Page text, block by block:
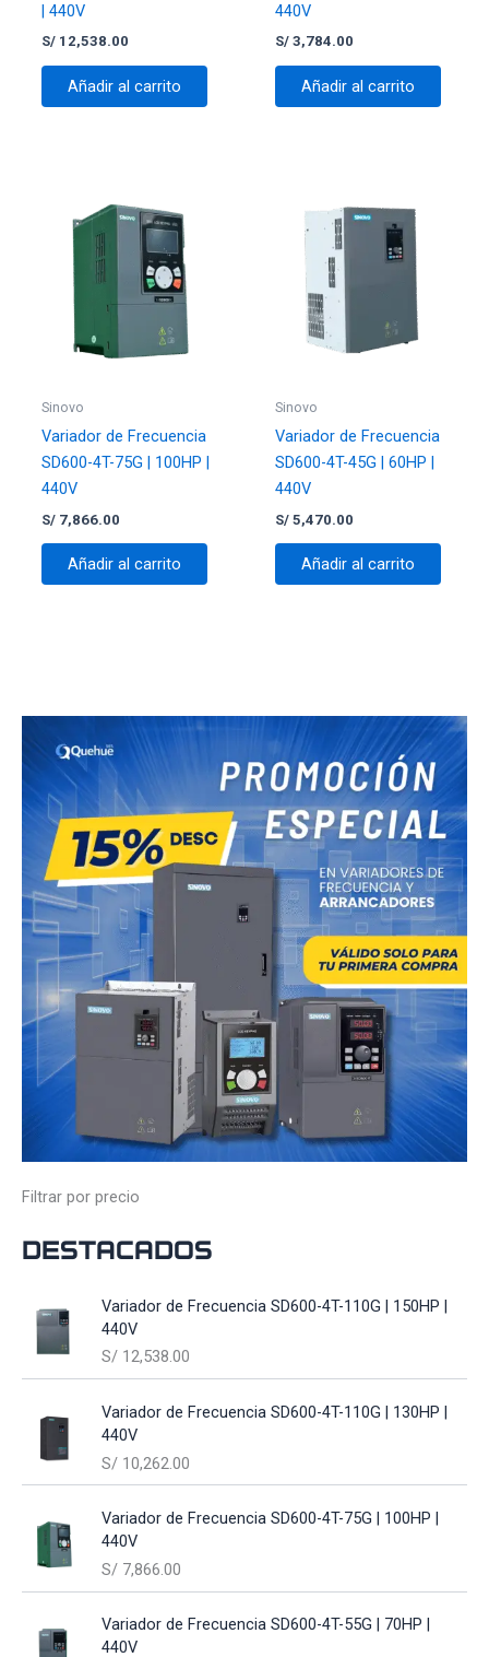
Nombre
*
este navegador para la próxima vez que comente.
| 440V
S/12,538.00
Añadir al carrito
440V
S/3,784.00
Añadir al carrito
Sinovo
Variador de Frecuencia
SD600-4T-75G | 100HP |
440V
S/7,866.00
Añadir al carrito
Sinovo
Variador de Frecuencia
SD600-4T-45G | 60HP |
440V
S/5,470.00
Añadir al carrito
Filtrar por precio
Destacados
Variador de Frecuencia SD600-4T-110G | 150HP |
440V
S/12,538.00
Variador de Frecuencia SD600-4T-110G | 130HP |
440V
S/10,262.00
Variador de Frecuencia SD600-4T-75G | 100HP |
440V
S/7,866.00
Variador de Frecuencia SD600-4T-55G | 70HP |
440V